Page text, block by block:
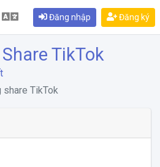
Đăng nhập Đăng ký
TikTok
share TikTok